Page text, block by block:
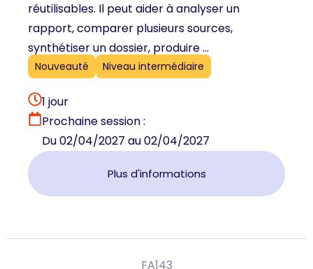
réutilisables. Il peut aider à analyser un
rapport, comparer plusieurs sources,
synthétiser un dossier, produire ...
Nouveauté Niveau intermédiaire
1 jour
Prochaine session :
Du 02/04/2027 au 02/04/2027
Plus d'informations
FA143